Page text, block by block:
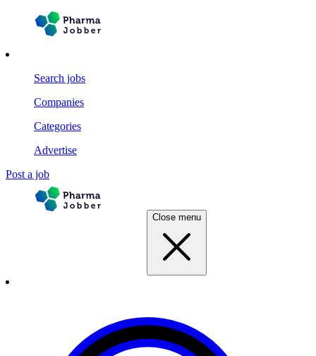
Search jobs
Companies
Categories
Advertise
Post a job
Close menu